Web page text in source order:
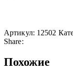
Артикул: 12502
Share:
Похожие